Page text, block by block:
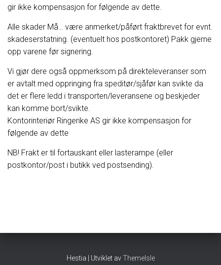
gir ikke kompensasjon for følgende av dette.
Alle skader Må… være anmerket/påført fraktbrevet for evnt.
skadeserstatning. (eventuelt hos postkontoret) Pakk gjerne
opp varene før signering.
Vi gjør dere også oppmerksom på direkteleveranser som
er avtalt med oppringing fra speditør/sjåfør kan svikte da
det er flere ledd i transporten/leveransene og beskjeder
kan komme bort/svikte.
Kontorinteriør Ringerike AS gir ikke kompensasjon for
følgende av dette
NB! Frakt er til fortauskant eller lasterampe (eller
postkontor/post i butikk ved postsending).
Hestia | Utviklet avThemeIsle